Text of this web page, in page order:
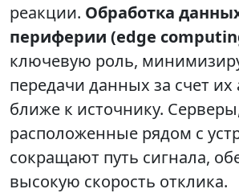
реакции. Обработка
периферии (edge
ключевую роль,
передачи данных за счет их
ближе к источнику.
расположенные рядом с
сокращают путь сигнала,
высокую скорость отклика.